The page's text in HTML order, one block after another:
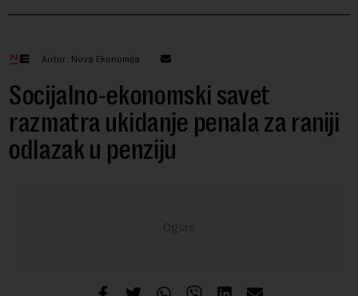
Autor: Nova Ekonomija
Socijalno-ekonomski savet
razmatra ukidanje penala za raniji
odlazak u penziju